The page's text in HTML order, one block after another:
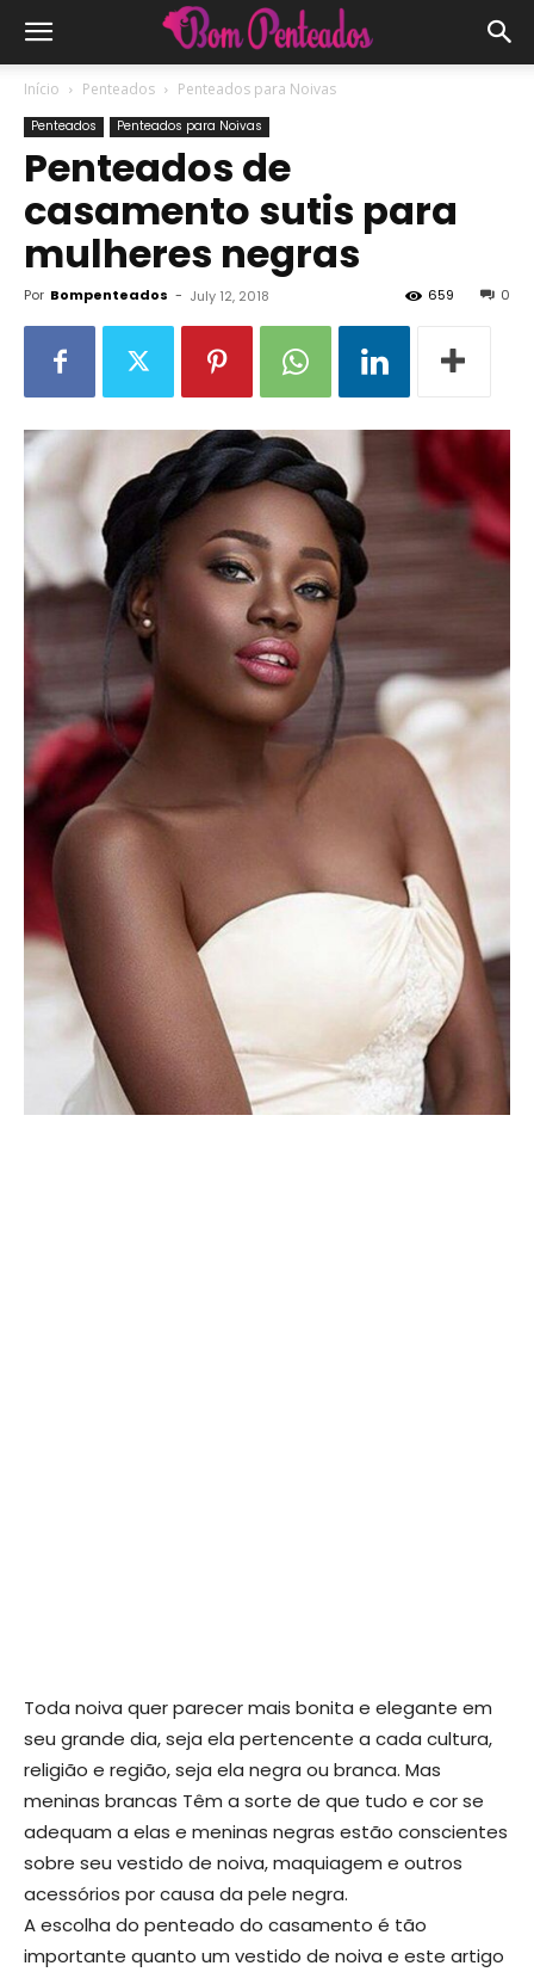
Início Penteados Penteados para Noivas
Penteados Penteados para Noivas
Penteados de
casamento sutis para
mulheres negras
Por Bompenteados - July 12, 2018 0
659
Toda noiva quer parecer mais bonita e elegante em
seu grande dia, seja ela pertencente a cada cultura,
religião e região, seja ela negra ou branca. Mas
meninas brancas Têm a sorte de que tudo e cor se
adequam a elas e meninas negras estão conscientes
sobre seu vestido de noiva, maquiagem e outros
acessórios por causa da pele negra.
A escolha do penteado do casamento é tão
importante quanto um vestido de noiva e este artigo